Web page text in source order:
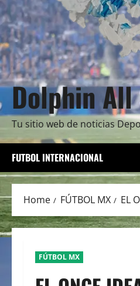
Dolphin
Tu sitio web de noticias
FUTBOL INTERNACIONAL
Home FÚTBOL MX EL
FÚTBOL MX